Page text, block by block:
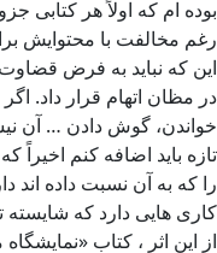
بوده ام که اولاً هر کتابی
رغم مخالفت با محتوایش
این که نباید به فرض قضاوت
در مظان اتهام قرار داد.
خواندن، گوش دادن … آن
تازه باید اضافه کنم اخیراً
را که به آن نسبت داده اند
کاری هایی دارد که شایسته
از این اثر ، کتاب